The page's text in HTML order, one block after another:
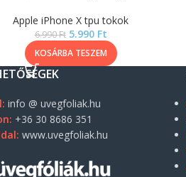
Apple iPhone X tpu tokok
6.990Ft 5.990 Ft
KOSÁRBA TESZEM
info @ uvegfoliak.hu
+36 30 8686 351
www.uvegfoliak.hu